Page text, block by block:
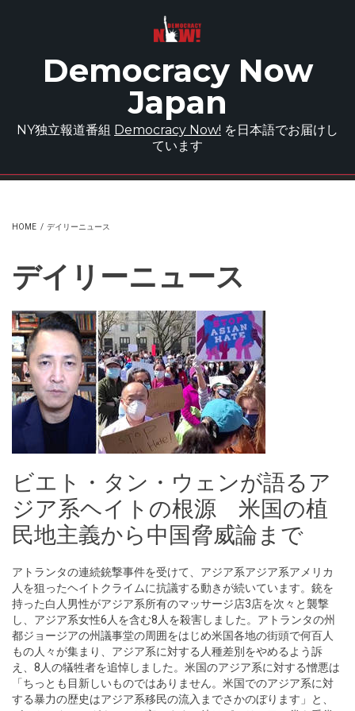
Democracy Now
Japan
NY独立報道番組 Democracy Now! を日本語でお届けし
ています
HOME / デイリーニュース
デイリーニュース
ビエト・タン・ウェンが語るア
ジア系ヘイトの根源 米国の植
民地主義から中国脅威論まで
アトランタの連続銃撃事件を受けて、アジア系アジア系アメリカ
人を狙ったヘイトクライムに抗議する動きが続いています。銃を
持った白人男性がアジア系所有のマッサージ店3店を次々と襲撃
し、アジア系女性6人を含む8人を殺害しました。アトランタの州
都ジョージアの州議事堂の周囲をはじめ米国各地の街頭で何百人
もの人々が集まり、アジア系に対する人種差別をやめるよう訴
え、8人の犠牲者を追悼しました。米国のアジア系に対する憎悪は
「ちっとも目新しいものではありません。米国でのアジア系に対
する暴力の歴史はアジア系移民の流入までさかのぼります」と、